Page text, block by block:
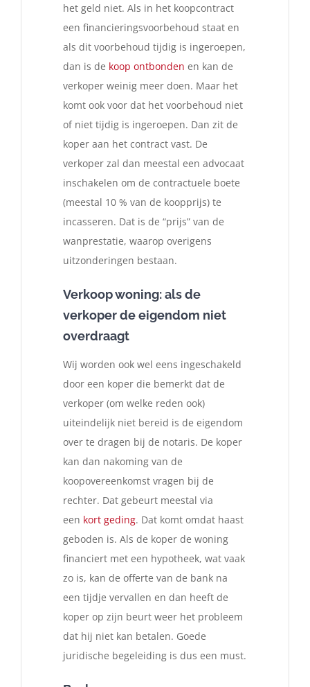
het geld niet. Als in het koopcontract
een financieringsvoorbehoud staat en
als dit voorbehoud tijdig is ingeroepen,
dan is de koop ontbonden en kan de
verkoper weinig meer doen. Maar het
komt ook voor dat het voorbehoud niet
of niet tijdig is ingeroepen. Dan zit de
koper aan het contract vast. De
verkoper zal dan meestal een advocaat
inschakelen om de contractuele boete
(meestal 10 % van de koopprijs) te
incasseren. Dat is de “prijs” van de
wanprestatie, waarop overigens
uitzonderingen bestaan.
Verkoop woning: als de
verkoper de eigendom niet
overdraagt
Wij worden ook wel eens ingeschakeld
door een koper die bemerkt dat de
verkoper (om welke reden ook)
uiteindelijk niet bereid is de eigendom
over te dragen bij de notaris. De koper
kan dan nakoming van de
koopovereenkomst vragen bij de
rechter. Dat gebeurt meestal via
een kort geding. Dat komt omdat haast
geboden is. Als de koper de woning
financiert met een hypotheek, wat vaak
zo is, kan de offerte van de bank na
een tijdje vervallen en dan heeft de
koper op zijn beurt weer het probleem
dat hij niet kan betalen. Goede
juridische begeleiding is dus een must.